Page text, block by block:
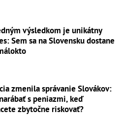
výsledkom je unikátny
Sem sa na Slovensku dostane
zmenila správanie Slovákov:
s peniazmi, keď
zbytočne riskovať?